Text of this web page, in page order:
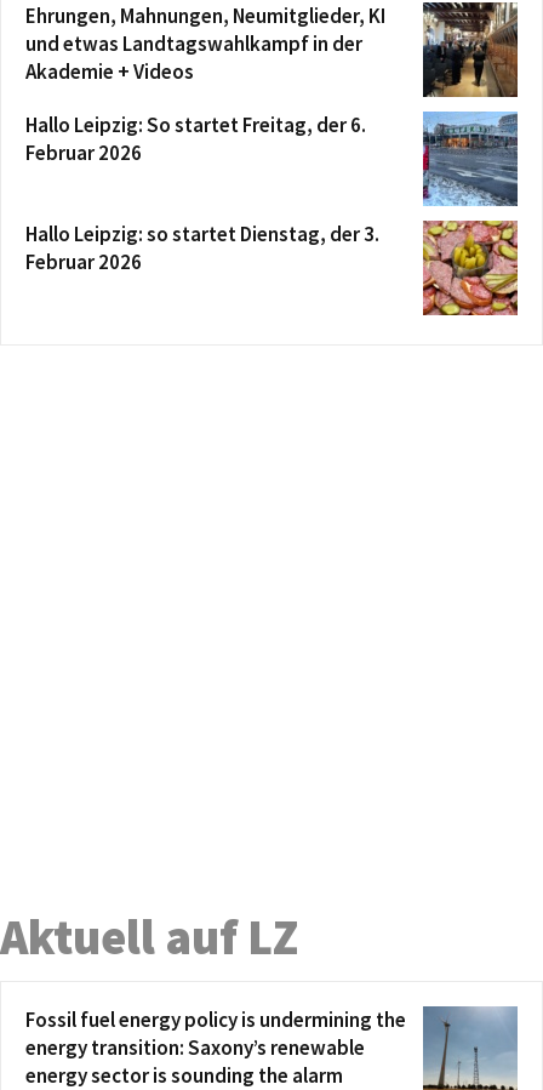
Ehrungen, Mahnungen, Neumitglieder, KI
und etwas Landtagswahlkampf in der
Akademie + Videos
Hallo Leipzig: So startet Freitag, der 6.
Februar 2026
Hallo Leipzig: so startet Dienstag, der 3.
Februar 2026
Aktuell auf LZ
Fossil fuel energy policy is undermining the
energy transition: Saxony’s renewable
energy sector is sounding the alarm